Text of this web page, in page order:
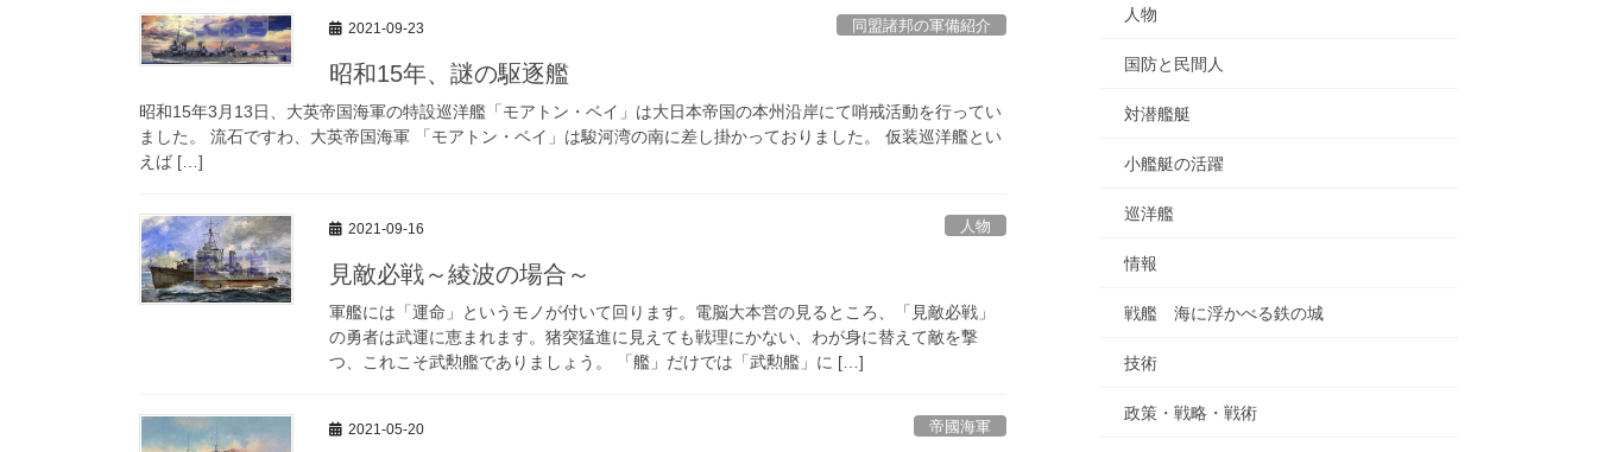
2021-09-23 同盟諸邦の軍備紹介
昭和15年、謎の駆逐艦
昭和15年3月13日、大英帝国海軍の特設巡洋艦「モアトン・ベイ」は大日本帝国の本州沿岸にて哨戒活動を行ってい
ました。 流石ですわ、大英帝国海軍 「モアトン・ベイ」は駿河湾の南に差し掛かっておりました。 仮装巡洋艦とい
えば […]
2021-09-16 人物
見敵必戦～綾波の場合～
軍艦には「運命」というモノが付いて回ります。電脳大本営の見るところ、「見敵必戦」
の勇者は武運に恵まれます。猪突猛進に見えても戦理にかない、わが身に替えて敵を撃
つ、これこそ武勲艦でありましょう。 「艦」だけでは「武勲艦」に […]
2021-05-20 帝國海軍
人物
国防と民間人
対潜艦艇
小艦艇の活躍
巡洋艦
情報
戦艦 海に浮かべる鉄の城
技術
政策・戦略・戦術